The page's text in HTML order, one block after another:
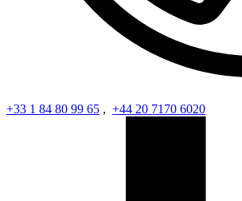
+33 1 84 80 99 65 , +44 20 7170 6020